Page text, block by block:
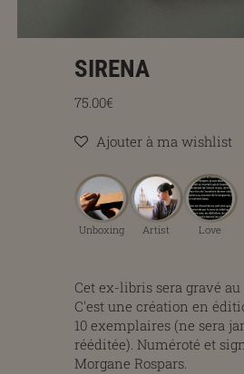
SIRENA
Prix régulier
75.00€
Ajouter à ma wishlist
Unboxing Artist Love
Cet ex-libris sera gravé
C'est une création en
10 exemplaires (ne sera
rééditée). Numéroté et
Morgane Rospars.